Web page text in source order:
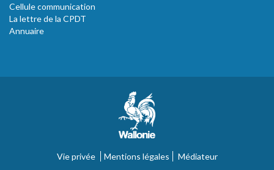
Cellule communication
La lettre de la CPDT
Annuaire
Vie privée Mentions légales Médiateur